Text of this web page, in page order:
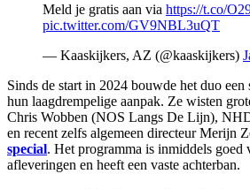
Meld je gratis aan via https://t.co/
pic.twitter.com/GV9NBL3uQT
— Kaaskijkers, AZ (@kaaskijkers)
Sinds de start in 2024 bouwde het duo een
hun laagdrempelige aanpak. Ze wisten
Chris Wobben (NOS Langs De Lijn),
en recent zelfs algemeen directeur Merijn
special. Het programma is inmiddels goed
afleveringen en heeft een vaste achterban.